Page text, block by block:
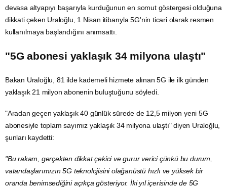
devasa altyapıyı başarıyla kurduğunun en somut göstergesi olduğuna
dikkati çeken Uraloğlu, 1 Nisan itibarıyla 5G'nin ticari olarak resmen
kullanılmaya başlandığını anımsattı.
"5G abonesi yaklaşık 34 milyona ulaştı"
Bakan Uraloğlu, 81 ilde kademeli hizmete alınan5G ile ilk günden
yaklaşık 21 milyon abonenin buluştuğunu söyledi.
"Aradan geçen yaklaşık 40 günlük sürede de 12,5 milyon yeni 5G
abonesiyle toplam sayımız yaklaşık 34 milyona ulaştı" diyen Uraloğlu,
şunları kaydetti:
"Bu rakam, gerçekten dikkat çekici ve gurur verici çünkü bu durum,
vatandaşlarımızın 5G teknolojisini olağanüstü hızlı ve yüksek bir
oranda benimsediğini açıkça gösteriyor. İki yıl içerisinde de 5G